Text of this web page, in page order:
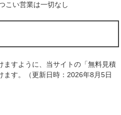
こい営業は一切なし
ますように、当サイトの「無料見積
ます。（更新日時：2026年8月5日